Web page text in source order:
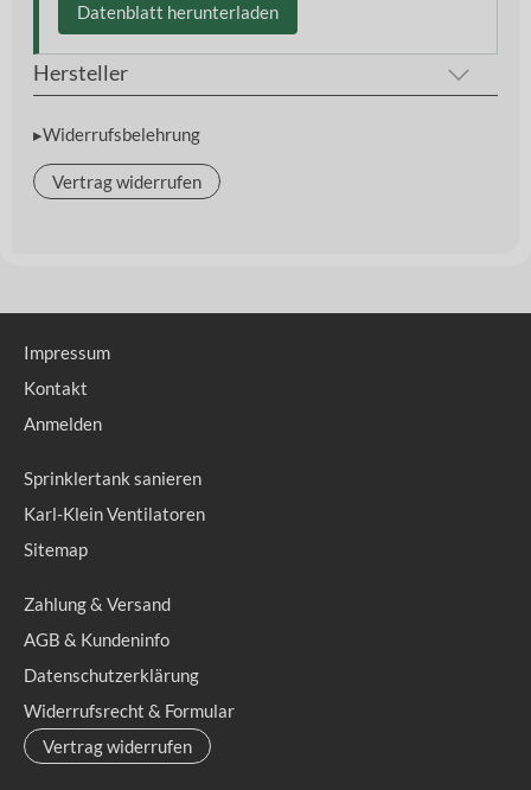
Datenblatt herunterladen
Hersteller
▸Widerrufsbelehrung
Vertrag widerrufen
Impressum
Kontakt
Anmelden
Sprinklertank sanieren
Karl-Klein Ventilatoren
Sitemap
Zahlung & Versand
AGB & Kundeninfo
Datenschutzerklärung
Widerrufsrecht & Formular
Vertrag widerrufen